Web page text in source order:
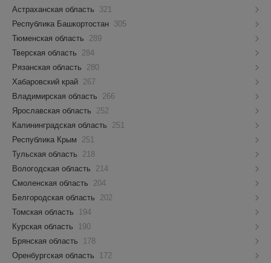
Астраханская область
321
Республика Башкортостан 305
Тюменская область
289
Тверская область
284
Рязанская область
280
Хабаровский край 267
Владимирская область
266
Ярославская область
252
Калининградская область
251
Республика Крым
251
Тульская область
218
Вологодская область
214
Смоленская область
204
Белгородская область
202
Томская область
194
Курская область
190
Брянская область
178
Оренбургская область
172